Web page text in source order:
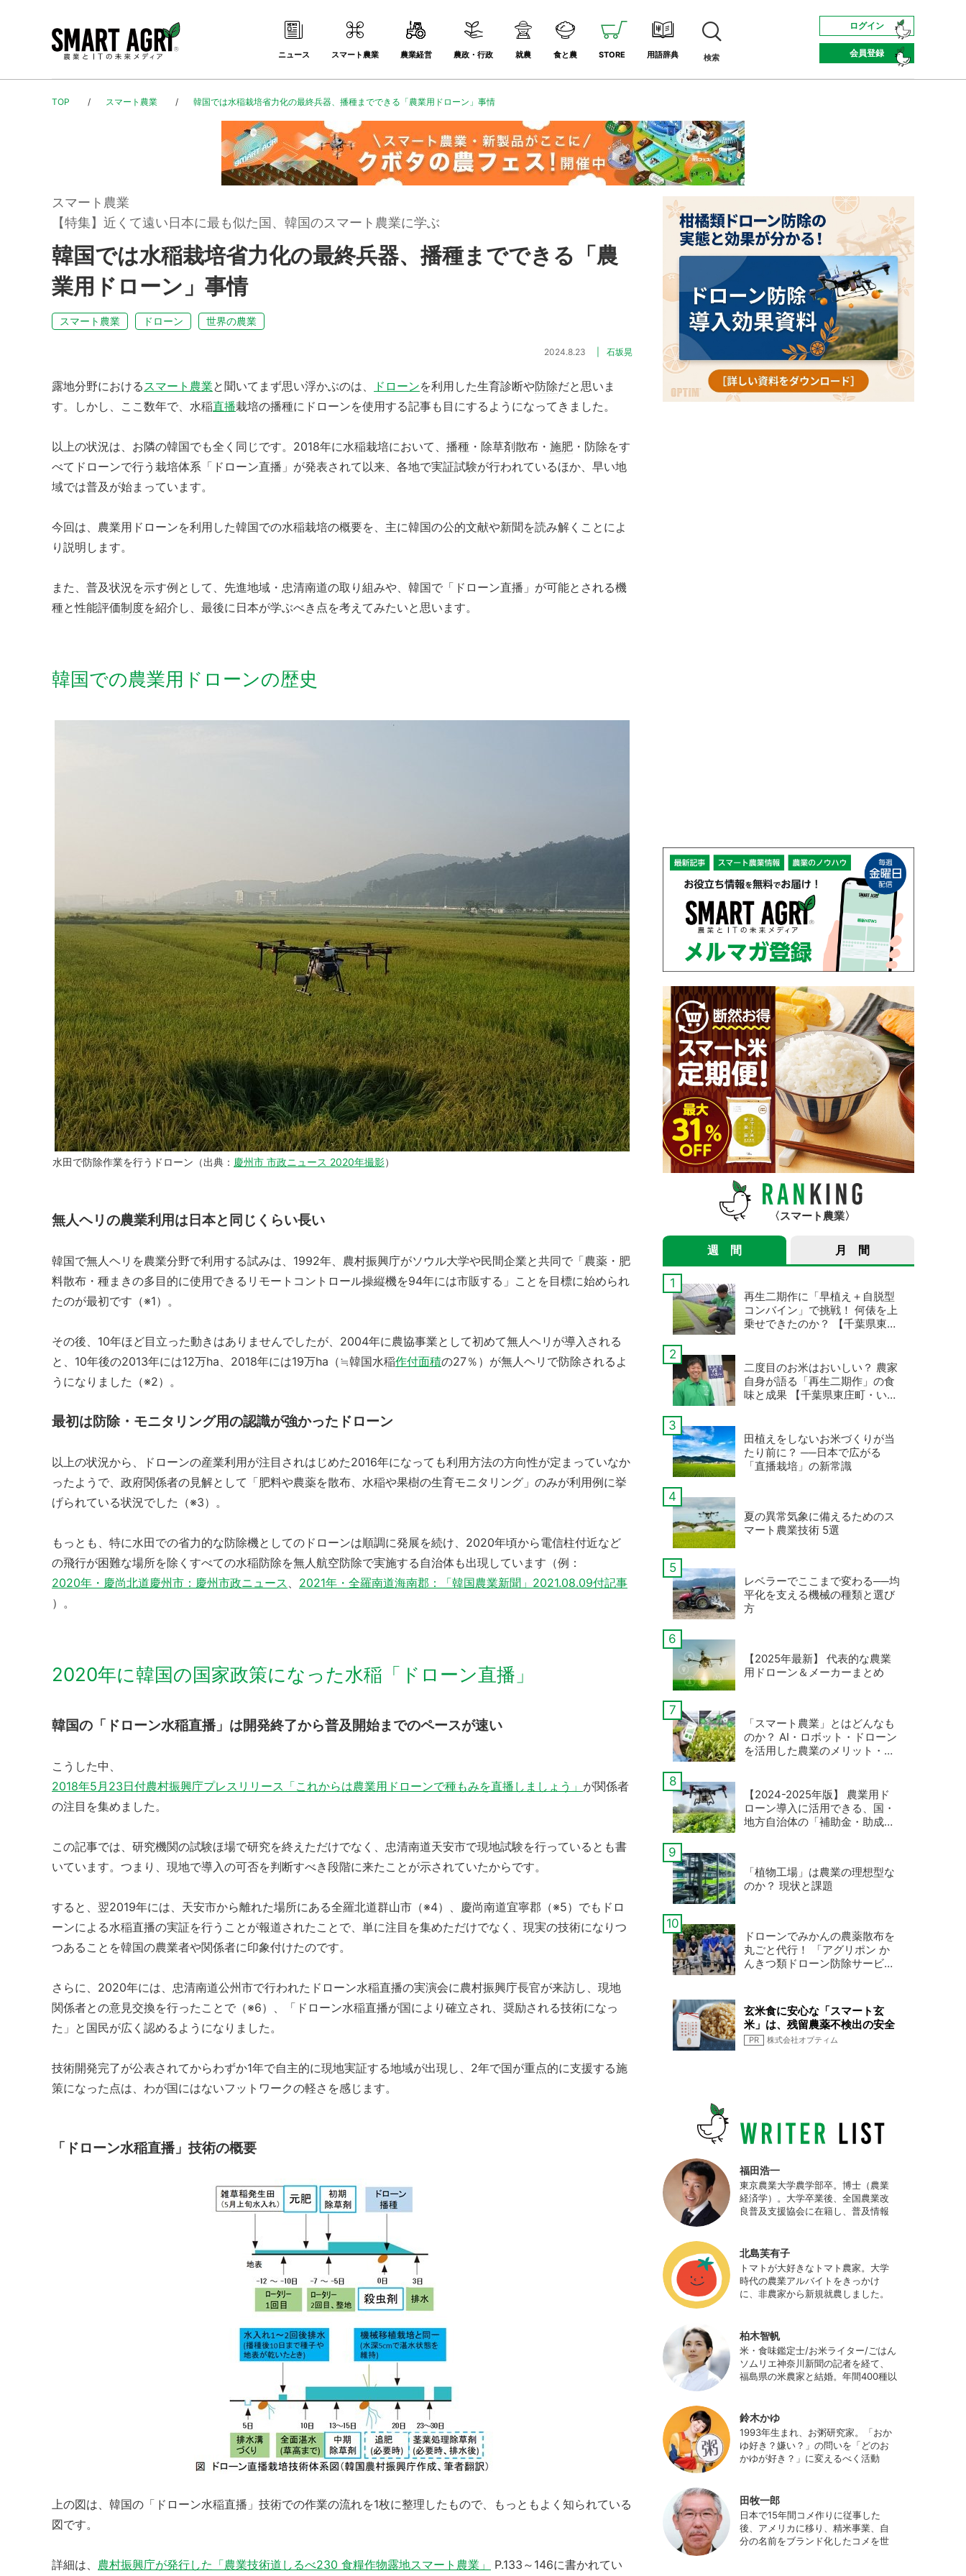
ニュース スマート農業 農業経営 農政・行政 就農 食と農 STORE 用語辞典 検索
ログイン
会員登録
TOP スマート農業 韓国では水稲栽培省力化の最終兵器、播種までできる「農業用ドローン」事情
スマート農業
【特集】近くて遠い日本に最も似た国、韓国のスマート農業に学ぶ
韓国では水稲栽培省力化の最終兵器、播種までできる「農
業用ドローン」事情
スマート農業 ドローン 世界の農業
2024.8.23 石坂晃
露地分野におけるスマート農業と聞いてまず思い浮かぶのは、 ドローンを利用した生育診断や防除だと思いま
す。しかし、ここ数年で、水稲直播栽培の播種にドローンを使用する記事も目にするようになってきました。
以上の状況は、お隣の韓国でも全く同じです。2018年に水稲栽培において、播種・除草剤散布・ 施肥 ・防除をす
べてドローンで行う栽培体系「ドローン直播」が発表されて以来、各地で実証試験が行われているほか、早い地
域では普及が始まっています。
今回は、農業用ドローンを利用した韓国での水稲栽培の概要を、主に韓国の公的文献や新聞を読み解くことによ
り説明します。
また、普及状況を示す例として、先進地域・忠清南道の取り組みや、韓国で「ドローン直播」が可能とされる機
種と性能評価制度を紹介し、最後に日本が学ぶべき点を考えてみたいと思います。
韓国での農業用ドローンの歴史
水田で防除作業を行うドローン（出典： 慶州市 市政ニュース 2020年撮影）
無人ヘリの農業利用は日本と同じくらい長い
韓国で無人ヘリを農業分野で利用する試みは、1992年、農村振興庁がソウル大学や民間企業と共同で「農薬・肥
料散布・種まきの多目的に使用できるリモートコントロール操縦機を94年には市販する」ことを目標に始められ
たのが最初です（※1）。
その後、10年ほど目立った動きはありませんでしたが、2004年に農協事業として初めて無人ヘリが導入される
と、10年後の2013年には12万ha、2018年には19万ha（≒韓国水稲作付面積の27％）が無人ヘリで防除されるよ
うになりました（※2）。
最初は防除・モニタリング用の認識が強かったドローン
以上の状況から、ドローンの産業利用が注目されはじめた2016年になっても利用方法の方向性が定まっていなか
ったようで、政府関係者の見解として「肥料や農薬を散布、水稲や果樹の生育モニタリング」のみが利用例に挙
げられている状況でした（※3）。
もっとも、特に水田での省力的な防除機としてのドローンは順調に発展を続け、2020年頃から電信柱付近など
の飛行が困難な場所を除くすべての水稲防除を無人航空防除で実施する自治体も出現しています（例：
2020年・慶尚北道慶州市：慶州市政ニュース 、 2021年・全羅南道海南郡：「韓国農業新聞」2021.08.09付記事
）。
2020年に韓国の国家政策になった水稲「ドローン直播」
韓国の「ドローン水稲直播」は開発終了から普及開始までのペースが速い
こうした中、
2018年5月23日付農村振興庁プレスリリース「これからは農業用ドローンで種もみを直播しましょう」 が関係者
の注目を集めました。
この記事では、研究機関の試験ほ場で研究を終えただけでなく、忠清南道天安市で現地試験を行っているとも書
いています。つまり、現地で導入の可否を判断すべき段階に来たことが示されていたからです。
すると、翌2019年には、天安市から離れた場所にある全羅北道群山市（※4）、慶尚南道宜寧郡（※5）でもドロ
ーンによる水稲直播の実証を行うことが報道されたことで、単に注目を集めただけでなく、現実の技術になりつ
つあることを韓国の農業者や関係者に印象付けたのです。
さらに、2020年には、忠清南道公州市で行われたドローン水稲直播の実演会に農村振興庁長官が来訪し、現地
関係者との意見交換を行ったことで（※6）、「ドローン水稲直播が国により確立され、奨励される技術になっ
た」と国民が広く認めるようになりました。
技術開発完了が公表されてからわずか1年で自主的に現地実証する地域が出現し、2年で国が重点的に支援する施
策になった点は、わが国にはないフットワークの軽さを感じます。
「ドローン水稲直播」技術の概要
上の図は、韓国の「ドローン水稲直播」技術での作業の流れを1枚に整理したもので、もっともよく知られている
図です。
詳細は、 農村振興庁が発行した「農業技術道しるべ230 食糧作物露地スマート農業」 P.133～146に書かれてい
スマート農業
週 間 月 間
再生二期作に「早植え＋自脱型
コンバイン」で挑戦！ 何俵を上
乗せできたのか？ 【千葉県東庄
二度目のお米はおいしい？ 農家
自身が語る「再生二期作」の食
味と成果 【千葉県東庄町・いな
田植えをしないお米づくりが当
たり前に？ ──日本で広がる
「直播栽培」の新常識
夏の異常気象に備えるためのス
マート農業技術 5選
レベラーでここまで変わる──均
平化を支える機械の種類と選び
方
【2025年最新】 代表的な農業
用ドローン＆メーカーまとめ
「スマート農業」とはどんなも
のか？ AI・ロボット・ドローン
を活用した農業のメリット・デ
【2024-2025年版】 農業用ド
ローン導入に活用できる、国・
地方自治体の「補助金・助成
「植物工場」は農業の理想型な
のか？ 現状と課題
ドローンでみかんの農薬散布を
丸ごと代行！ 「アグリポン か
んきつ類ドローン防除サービ
玄米食に安心な「スマート玄
米」は、残留農薬不検出の安全
なお米です
PR 株式会社オプティム
福田浩一
東京農業大学農学部卒。博士（農業
経済学）。大学卒業後、全国農業改
良普及支援協会に在籍し、普及情報
（元情報部長）。2011年に株式会社
日本農業サポート研究所を創業し、
海外のICT利用の実証試験や農産物輸
出などに関わった。主にスマート農
業の実証試験やコンサルなどに携わ
http://www.ijas.co.jp/
北島芙有子
トマトが大好きなトマト農家。大学
時代の農業アルバイトをきっかけ
に、非農家から新規就農しました。
最近はWeb関連の仕事も始め、半農
半Xの生活。
柏木智帆
米・食味鑑定士/お米ライター/ごはん
ソムリエ神奈川新聞の記者を経て、
福島県の米農家と結婚。年間400種以
イベント、講演活動など、お米の魅
力を伝える活動を行っている。ま
た、4歳の娘の食事やお弁当づくりを
通して、食育にも目を向けている。
プロフィール写真 ©杉山晃造
鈴木かゆ
1993年生まれ、お粥研究家。「おか
ゆ好き？嫌い？」の問いを「どのお
かゆが好き？」に変えるべく活動
アにてお粥レシピ/レポ/歴史/文化な
どを発信中。JAPAN MENSA会員。
田牧一郎
日本で15年間コメ作りに従事した
後、アメリカに移り、精米事業、自
分の名前をブランド化したコメを世